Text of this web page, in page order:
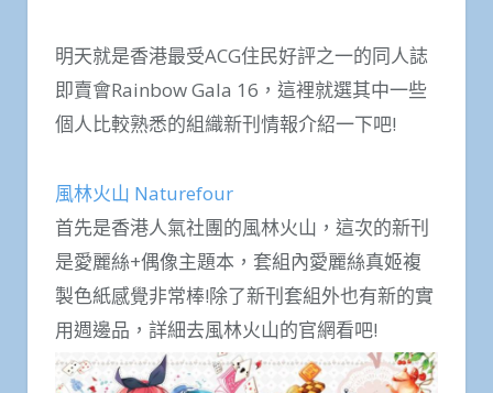
明天就是香港最受ACG住民好評之一的同人誌
即賣會Rainbow Gala 16，這裡就選其中一些
個人比較熟悉的組織新刊情報介紹一下吧!
風林火山 Naturefour
首先是香港人氣社團的風林火山，這次的新刊
是愛麗絲+偶像主題本，套組內愛麗絲真姬複
製色紙感覺非常棒!除了新刊套組外也有新的實
用週邊品，詳細去風林火山的官網看吧!